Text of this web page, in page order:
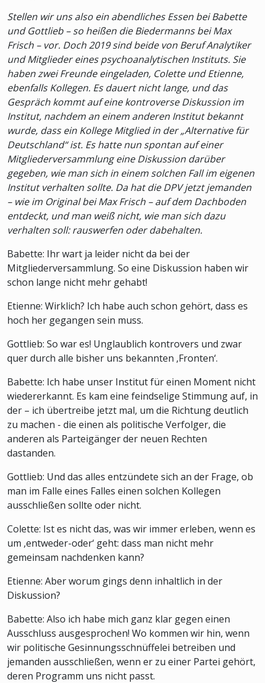
Stellen wir uns also ein abendliches Essen bei Babette
und Gottlieb – so heißen die Biedermanns bei Max
Frisch – vor. Doch 2019 sind beide von Beruf Analytiker
und Mitglieder eines psychoanalytischen Instituts. Sie
haben zwei Freunde eingeladen, Colette und Etienne,
ebenfalls Kollegen. Es dauert nicht lange, und das
Gespräch kommt auf eine kontroverse Diskussion im
Institut, nachdem an einem anderen Institut bekannt
wurde, dass ein Kollege Mitglied in der „Alternative für
Deutschland“ ist. Es hatte nun spontan auf einer
Mitgliederversammlung eine Diskussion darüber
gegeben, wie man sich in einem solchen Fall im eigenen
Institut verhalten sollte. Da hat die DPV jetzt jemanden
– wie im Original bei Max Frisch – auf dem Dachboden
entdeckt, und man weiß nicht, wie man sich dazu
verhalten soll: rauswerfen oder dabehalten.
Babette: Ihr wart ja leider nicht da bei der
Mitgliederversammlung. So eine Diskussion haben wir
schon lange nicht mehr gehabt!
Etienne: Wirklich? Ich habe auch schon gehört, dass es
hoch her gegangen sein muss.
Gottlieb: So war es! Unglaublich kontrovers und zwar
quer durch alle bisher uns bekannten ‚Fronten‘.
Babette: Ich habe unser Institut für einen Moment nicht
wiedererkannt. Es kam eine feindselige Stimmung auf, in
der – ich übertreibe jetzt mal, um die Richtung deutlich
zu machen - die einen als politische Verfolger, die
anderen als Parteigänger der neuen Rechten
dastanden.
Gottlieb: Und das alles entzündete sich an der Frage, ob
man im Falle eines Falles einen solchen Kollegen
ausschließen sollte oder nicht.
Colette: Ist es nicht das, was wir immer erleben, wenn es
um ‚entweder-oder‘ geht: dass man nicht mehr
gemeinsam nachdenken kann?
Etienne: Aber worum gings denn inhaltlich in der
Diskussion?
Babette: Also ich habe mich ganz klar gegen einen
Ausschluss ausgesprochen! Wo kommen wir hin, wenn
wir politische Gesinnungsschnüffelei betreiben und
jemanden ausschließen, wenn er zu einer Partei gehört,
deren Programm uns nicht passt.